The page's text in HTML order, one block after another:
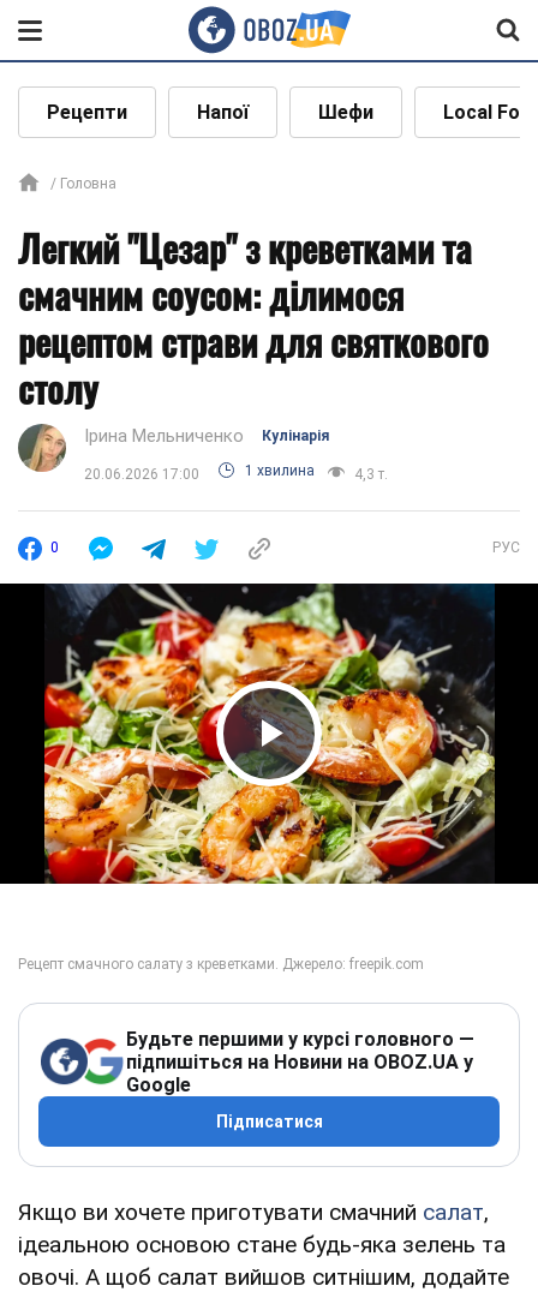
Рецепти Напої Шефи Local
Головна
Легкий "Цезар" з креветками та
смачним соусом: ділимося
рецептом страви для святкового
столу
Ірина Мельниченко Кулінарія
20.06.2026 17:00 1 хвилина 4,3 т.
0 РУС
Play Video
Будьте першими у курсі головного —
підпишіться на Новини на OBOZ.UA у
Google
Підписатися
Якщо ви хочете приготувати смачний салат,
ідеальною основою стане будь-яка зелень та
овочі. А щоб салат вийшов ситнішим, додайте